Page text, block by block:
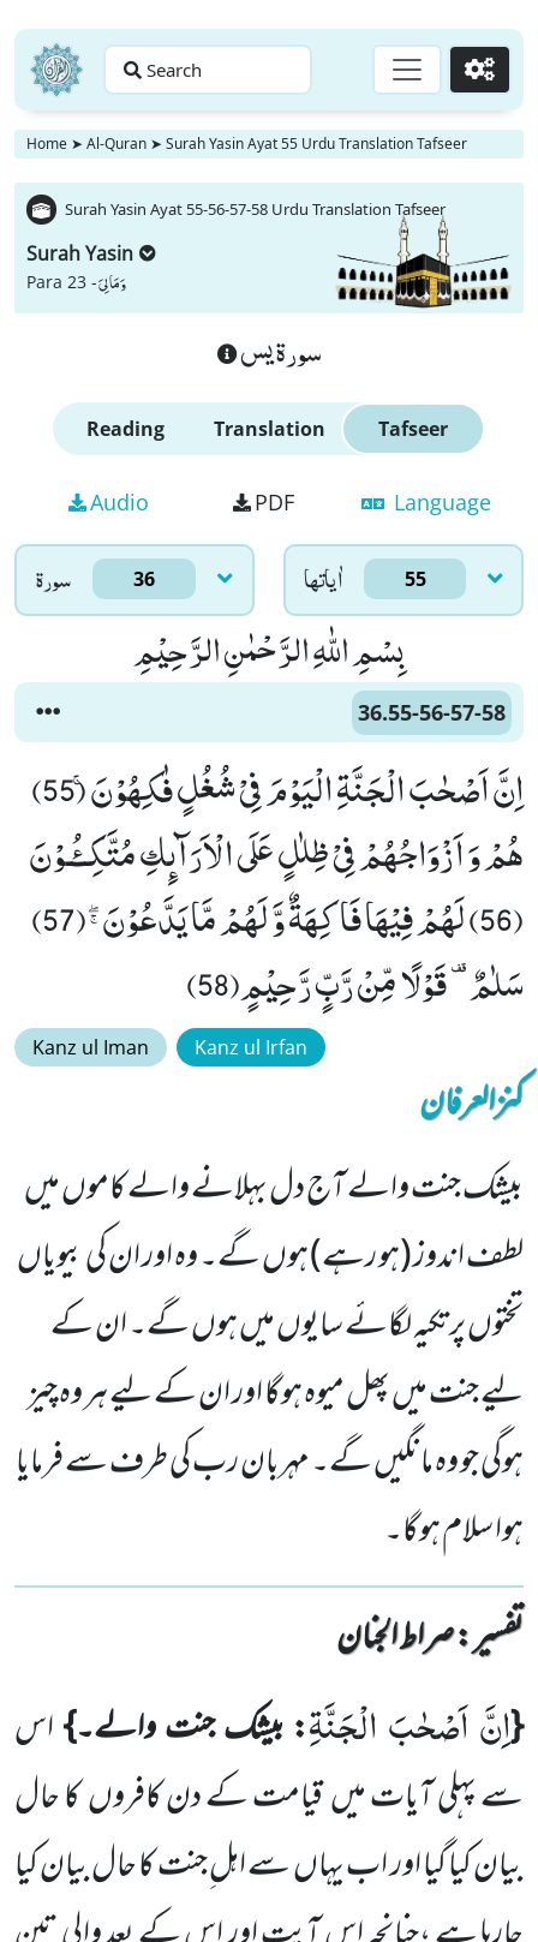
Search Go
Home ➤ Al-Quran ➤ Surah Yasin Ayat 55 Urdu Translation Tafseer
Surah Yasin Ayat 55-56-57-58 Urdu Translation Tafseer
Surah Yasin
Para 23 -وَ مَا لِیَ
سورة يس
Reading Translation Tafseer
Audio PDF Language
سورۃ 36 اٰياتها 55
بِسْمِ اللّٰهِ الرَّحْمٰنِ الرَّحِیْمِ
36.55-56-57-58
اِنَّ اَصْحٰبَ الْجَنَّةِ الْیَوْمَ فِیْ شُغُلٍ فٰكِهُوْنَۚ (55)
هُمْ وَ اَزْوَاجُهُمْ فِیْ ظِلٰلٍ عَلَى الْاَرَآىٕكِ مُتَّكِــٴُـوْنَ
(56) لَهُمْ فِیْهَا فَاكِهَةٌ وَّ لَهُمْ مَّا یَدَّعُوْنَﭕ(57)
سَلٰمٌ- قَوْلًا مِّنْ رَّبٍّ رَّحِیْمٍ(58)
Kanz ul Iman Kanz ul Irfan
کنزالعرفان
بیشک جنت والے آج دل بہلانے والے کاموں میں
لطف اندوز (ہو رہے) ہوں گے۔ وہ اور ان کی بیویاں
تختوں پر تکیہ لگائے سایوں میں ہوں گے۔ ان کے
لیے جنت میں پھل میوہ ہوگا اور ان کے لیے ہر وہ چیز
ہوگی جو وہ مانگیں گے۔ مہربان رب کی طرف سے فرمایا
ہوا سلام ہوگا۔
تفسیر : ‎صراط الجنان
{اِنَّ اَصْحٰبَ الْجَنَّةِ: بیشک جنت والے۔}اس
سے پہلی آیات میںقیامت کے دن کافروںکا حال
بیان کیا گیا اور اب یہاںسے اہل ِجنت کا حال بیان کیا